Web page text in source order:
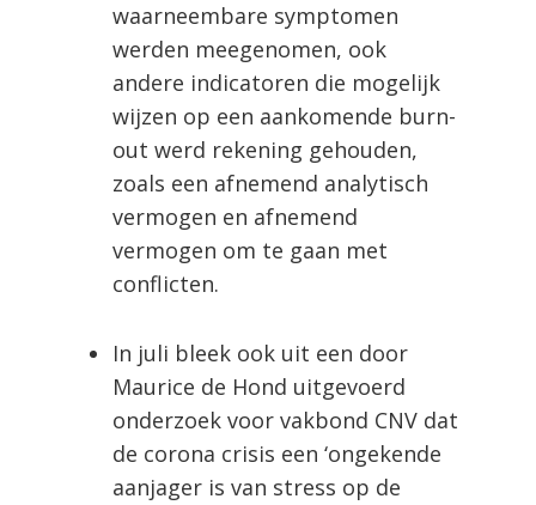
waarneembare symptomen
werden meegenomen, ook
andere indicatoren die mogelijk
wijzen op een aankomende burn-
out werd rekening gehouden,
zoals een afnemend analytisch
vermogen en afnemend
vermogen om te gaan met
conflicten.
In juli bleek ook uit een door
Maurice de Hond uitgevoerd
onderzoek voor vakbond CNV dat
de corona crisis een ‘ongekende
aanjager is van stress op de